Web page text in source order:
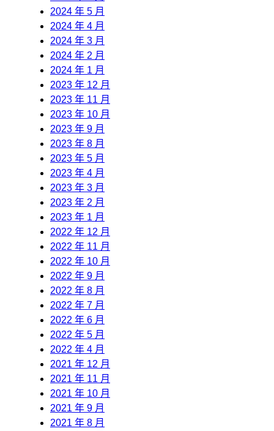
2024 年 5 月
2024 年 4 月
2024 年 3 月
2024 年 2 月
2024 年 1 月
2023 年 12 月
2023 年 11 月
2023 年 10 月
2023 年 9 月
2023 年 8 月
2023 年 5 月
2023 年 4 月
2023 年 3 月
2023 年 2 月
2023 年 1 月
2022 年 12 月
2022 年 11 月
2022 年 10 月
2022 年 9 月
2022 年 8 月
2022 年 7 月
2022 年 6 月
2022 年 5 月
2022 年 4 月
2021 年 12 月
2021 年 11 月
2021 年 10 月
2021 年 9 月
2021 年 8 月